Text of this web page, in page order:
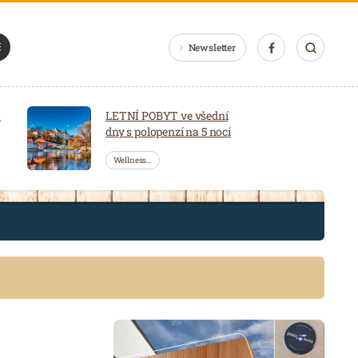
Newsletter
LETNÍ POBYT ve všední
dny s polopenzí na 5 nocí
Wellness…